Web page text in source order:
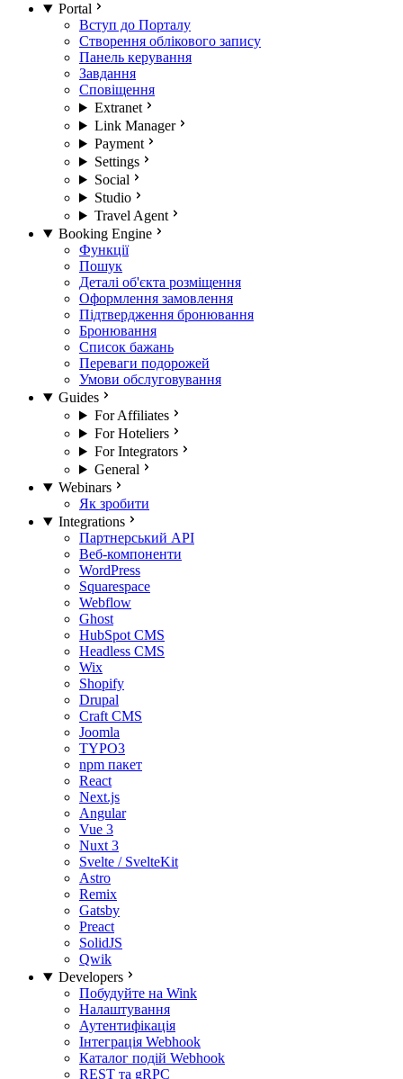
Portal
Вступ до Порталу
Створення облікового запису
Панель керування
Завдання
Сповіщення
Extranet
Link Manager
Payment
Settings
Social
Studio
Travel Agent
Booking Engine
Функції
Пошук
Деталі об'єкта розміщення
Оформлення замовлення
Підтвердження бронювання
Бронювання
Список бажань
Переваги подорожей
Умови обслуговування
Guides
For Affiliates
For Hoteliers
For Integrators
General
Webinars
Як зробити
Integrations
Партнерський API
Веб-компоненти
WordPress
Squarespace
Webflow
Ghost
HubSpot CMS
Headless CMS
Wix
Shopify
Drupal
Craft CMS
Joomla
TYPO3
npm пакет
React
Next.js
Angular
Vue 3
Nuxt 3
Svelte / SvelteKit
Astro
Remix
Gatsby
Preact
SolidJS
Qwik
Developers
Побудуйте на Wink
Налаштування
Аутентифікація
Інтеграція Webhook
Каталог подій Webhook
REST та gRPC